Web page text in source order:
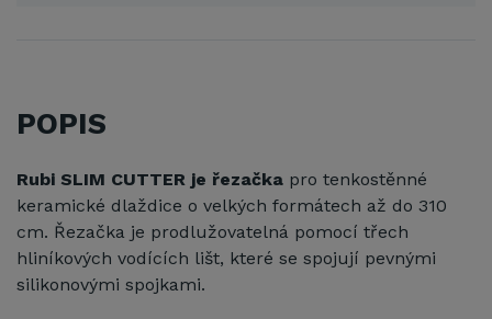
POPIS
Rubi SLIM CUTTER je řezačka pro tenkostěnné
keramické dlaždice o velkých formátech až do 310
cm. Řezačka je prodlužovatelná pomocí třech
hliníkových vodících lišt, které se spojují pevnými
silikonovými spojkami.